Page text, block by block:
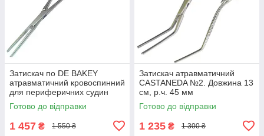
Затискач по DE BAKEY
атравматичний кровоспинний
для периферичних судин
SURGIWELOMED Довжина
18,0 см
Готово до відправки
1 457 ₴ 1 550 ₴
Затискач атравматичний
CASTANEDA №2. Довжина 13
см, р.ч. 45 мм
Готово до відправки
1 235 ₴ 1 300 ₴